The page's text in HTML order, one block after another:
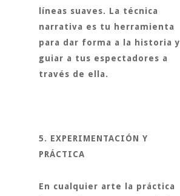
líneas suaves. La técnica
narrativa es tu herramienta
para dar forma a la historia y
guiar a tus espectadores a
través de ella.
5. EXPERIMENTACIÓN Y
PRÁCTICA
En cualquier arte la práctica